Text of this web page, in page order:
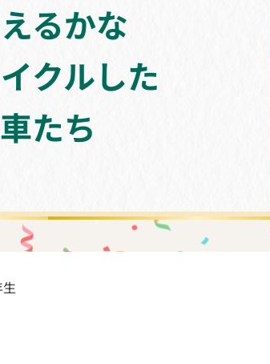
るかな
クルした
車たち